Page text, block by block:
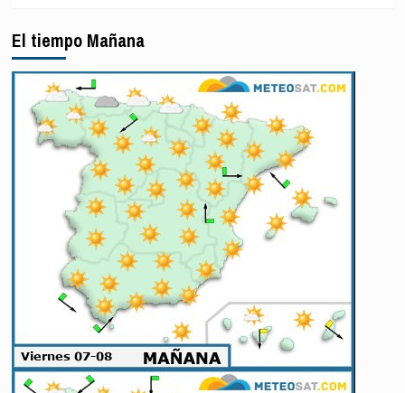
el
en
Gaza
El tiempo Mañana